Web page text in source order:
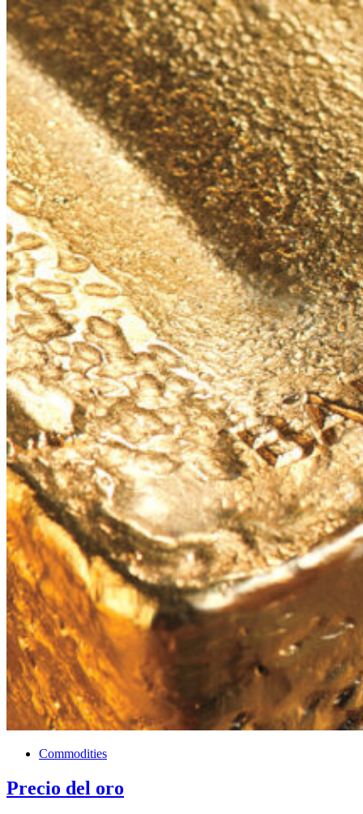
Commodities
Precio del oro